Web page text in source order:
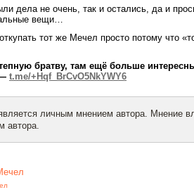
дела не очень, так и остались, да и
вещи…
тот же Мечел просто потому что
братву, там ещё больше
t.me/+Hqf_BrCvO5NkYWY6
личным мнением автора. Мнение
автора.